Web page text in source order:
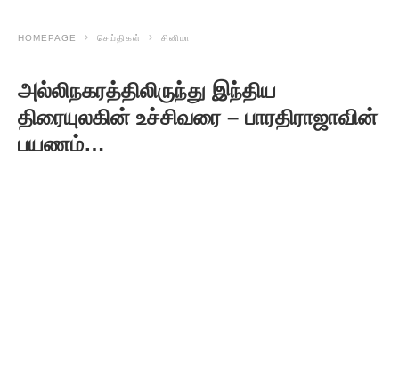
HOMEPAGE செய்திகள் சினிமா
அல்லிநகரத்திலிருந்து இந்திய
திரையுலகின் உச்சிவரை – பாரதிராஜாவின்
பயணம்…